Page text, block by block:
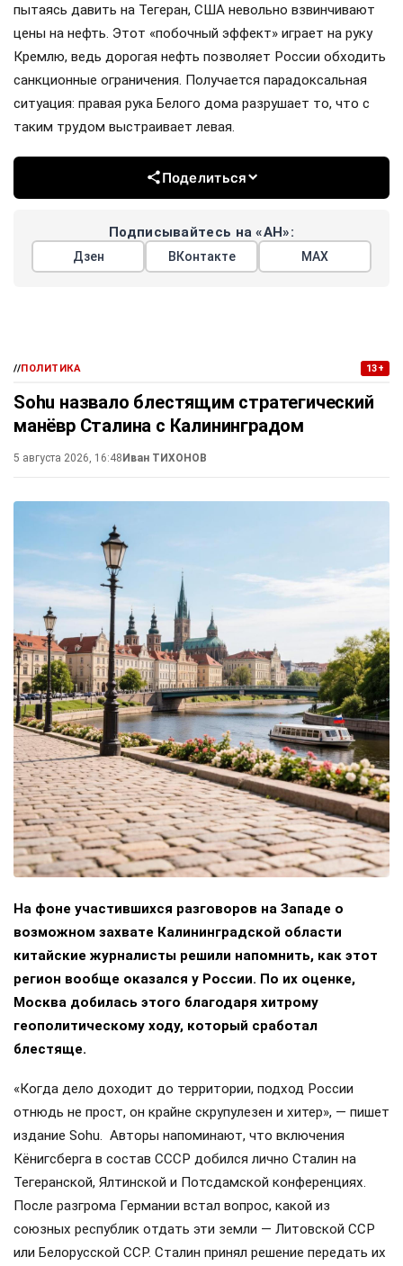
пытаясь давить на Тегеран, США невольно взвинчивают
цены на нефть. Этот «побочный эффект» играет на руку
Кремлю, ведь дорогая нефть позволяет России обходить
санкционные ограничения. Получается парадоксальная
ситуация: правая рука Белого дома разрушает то, что с
таким трудом выстраивает левая.
Поделиться
Подписывайтесь на «АН»:
Дзен ВКонтакте МАХ
//ПОЛИТИКА 13+
Sohu назвало блестящим стратегический
манёвр Сталина с Калининградом
5 августа 2026, 16:48Иван ТИХОНОВ
На фоне участившихся разговоров на Западе о
возможном захвате Калининградской области
китайские журналисты решили напомнить, как этот
регион вообще оказался у России. По их оценке,
Москва добилась этого благодаря хитрому
геополитическому ходу, который сработал
блестяще.
«Когда дело доходит до территории, подход России
отнюдь не прост, он крайне скрупулезен и хитер», — пишет
издание Sohu. Авторы напоминают, что включения
Кёнигсберга в состав СССР добился лично Сталин на
Тегеранской, Ялтинской и Потсдамской конференциях.
После разгрома Германии встал вопрос, какой из
союзных республик отдать эти земли — Литовской ССР
или Белорусской ССР. Сталин принял решение передать их